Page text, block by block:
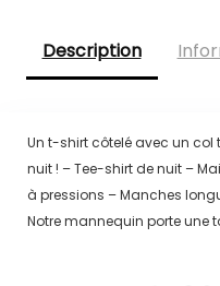
Description
Un t-shirt côtelé avec un col
nuit ! – Tee-shirt de nuit –
à pressions – Manches
Notre mannequin porte une